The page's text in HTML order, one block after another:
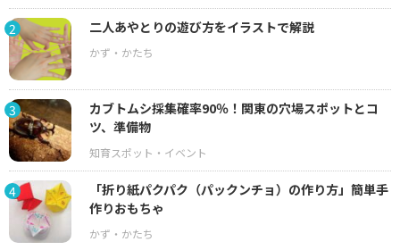
2 二人あやとりの遊び方をイラストで解説
3
カブトムシ採集確率90％！関東の穴場スポットとコ
ツ、準備物
4
「折り紙パクパク（パックンチョ）の作り方」簡単手
作りおもちゃ